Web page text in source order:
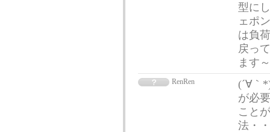
型に
ェポ
は負
戻っ
ます
RenRen
(´∀｀
が必
こと
法・